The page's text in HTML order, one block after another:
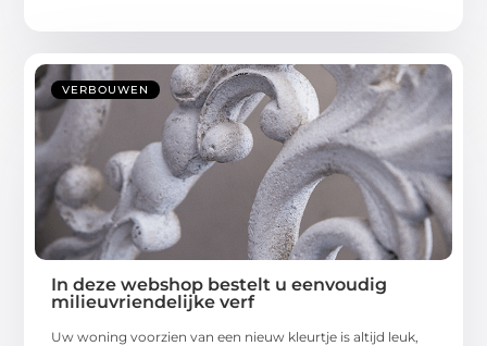
VERBOUWEN
In deze webshop bestelt u eenvoudig
milieuvriendelijke verf
Uw woning voorzien van een nieuw kleurtje is altijd leuk,